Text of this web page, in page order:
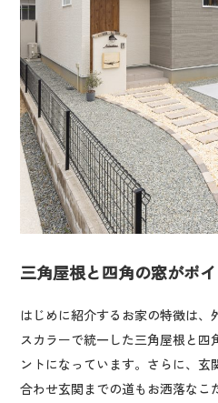
三角屋根と四角の窓がポ
はじめに紹介するお家の特徴は、
スカラーで統一した三角屋根と四
ントになっています。さらに、玄
合わせ玄関までの道もお洒落なこ